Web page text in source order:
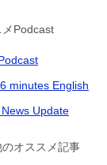
Podcast
minutes English
Update
オススメ記事